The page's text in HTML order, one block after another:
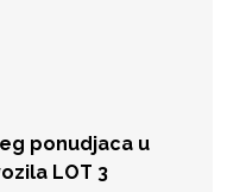
ponudjaca u
LOT 3